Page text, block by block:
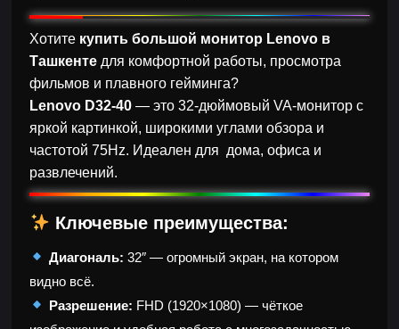
Хотите купить большой монитор Lenovo в
Ташкенте для комфортной работы, просмотра
фильмов и плавного гейминга?
Lenovo D32-40 — это 32-дюймовый VA-монитор с
яркой картинкой, широкими углами обзора и
частотой 75Hz. Идеален для дома, офиса и
развлечений.
Ключевые преимущества:
Диагональ: 32″ — огромный экран, на котором
видно всё.
Разрешение: FHD (1920×1080) — чёткое